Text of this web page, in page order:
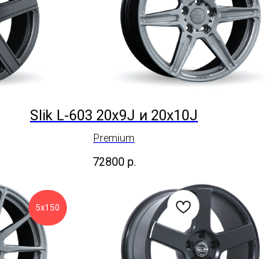
Slik L-603 20x9J и 20x10J
Premium
72800 р.
5х150